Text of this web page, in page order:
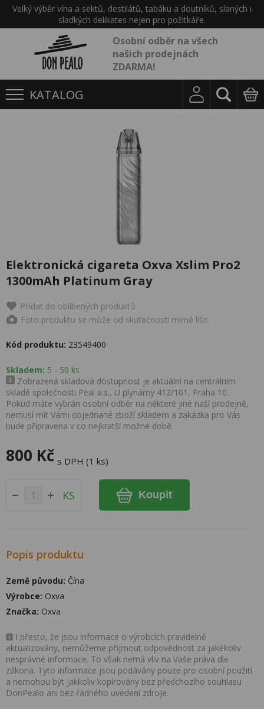
Velký výběr vína a sektů, destilátů, tabáku a doutníků, slaných i
sladkých delikates nejen pro požitkáře.
Osobní odběr na všech
našich prodejnách
ZDARMA!
KATALOG
Elektronická cigareta Oxva Xslim Pro2
1300mAh Platinum Gray
Přidat do oblíbených produktů
Foto produktu se může od skutečnosti mírně lišit.
Kód produktu: 23549400
Skladem: 5 - 50 ks
Zobrazená skladová dostupnost je aktuální na centrálním
skladě společnosti Peal a.s., U plynárny 412/101, Praha 10.
Pokud máte vybrán osobní odběr na některé jiné naší prodejně,
nemusí mít Vámi objednané zboží skladem a zakázka pro Vás
bude připravena v co nejkratší možné době.
800 Kč s DPH (1 ks)
KS Koupit
Popis produktu
Země původu: Čína
Výrobce: Oxva
Značka: Oxva
I přesto, že jsou informace o výrobcích pravidelně
aktualizovány, nemůžeme přijmout odpovědnost za jakékoliv
nesprávné informace. To však nemá vliv na Vaše práva dle
zákona. Tyto informace jsou podávány pouze pro osobní použití
a nemohou být jakkoliv kopírovány bez předchozího souhlasu
DonPealo ani bez řádného uvedení zdroje.